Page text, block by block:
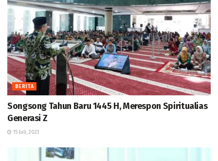
BERITA
Songsong Tahun Baru 1445 H, Merespon Spiritualias
Generasi Z
15 Juli, 2023